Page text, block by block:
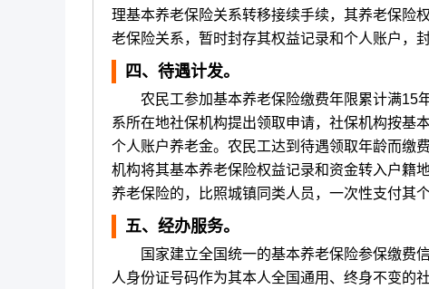
理基本养老保险关系转移接续手续，其养老保险
老保险关系，暂时封存其权益记录和个人账户，
四、待遇计发。
农民工参加基本养老保险缴费年限累计满15
系所在地社保机构提出领取申请，社保机构按基
个人账户养老金。农民工达到待遇领取年龄而缴
机构将其基本养老保险权益记录和资金转入户籍
养老保险的，比照城镇同类人员，一次性支付其
五、经办服务。
国家建立全国统一的基本养老保险参保缴费信
人身份证号码作为其本人全国通用、终身不变的